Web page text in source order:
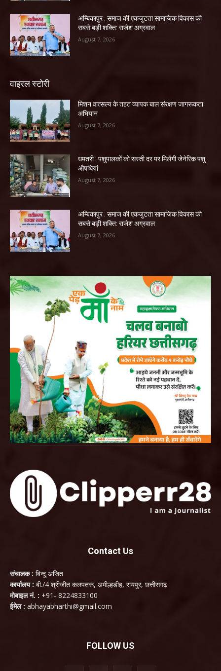
अम्बिकापुर : समाज की एकजुटता सामाजिक विकास की
सबसे बड़ी शक्ति: राजेश अग्रवाल
August 7, 2026
वाइरल स्टोरी
मिशन वात्सल्य के तहत व्यापक बाल संरक्षण जागरूकता
अभियान
August 7, 2026
धमतरी : पशुपालकों को सस्ती दर पर मिलेंगी जेनेरिक पशु
औषधियां
August 7, 2026
अम्बिकापुर : समाज की एकजुटता सामाजिक विकास की
सबसे बड़ी शक्ति: राजेश अग्रवाल
August 7, 2026
Contact Us
संचालक : बिन्दु अजित
कार्यालय : बी./4 श्रीजीत कलपतरू, अमील्हडीह, रायपुर, छत्तीसगढ़
मोबाइल नं. : +91- 8224833100
ईमेल : abhayabharthi@gmail.com
FOLLOW US